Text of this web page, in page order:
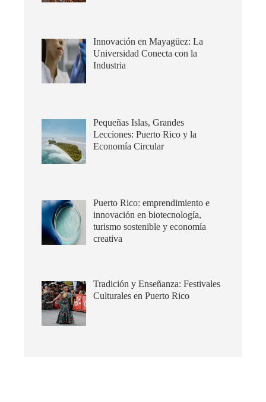
Innovación en Mayagüez: La
Universidad Conecta con la
Industria
Pequeñas Islas, Grandes
Lecciones: Puerto Rico y la
Economía Circular
Puerto Rico: emprendimiento e
innovación en biotecnología,
turismo sostenible y economía
creativa
Tradición y Enseñanza: Festivales
Culturales en Puerto Rico